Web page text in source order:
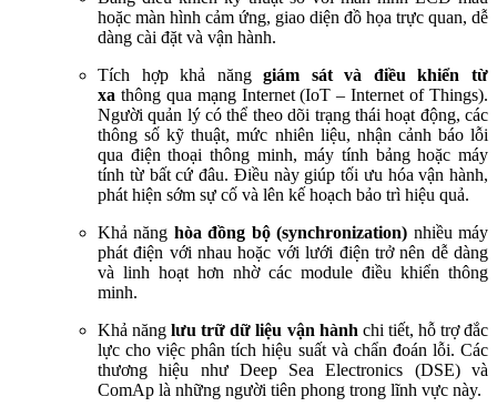
hoặc màn hình cảm ứng, giao diện đồ họa trực quan, dễ
dàng cài đặt và vận hành.
Tích hợp khả nănggiám sát và điều khiển từ
xa thông qua mạng Internet (IoT – Internet of Things).
Người quản lý có thể theo dõi trạng thái hoạt động, các
thông số kỹ thuật, mức nhiên liệu, nhận cảnh báo lỗi
qua điện thoại thông minh, máy tính bảng hoặc máy
tính từ bất cứ đâu. Điều này giúp tối ưu hóa vận hành,
phát hiện sớm sự cố và lên kế hoạch bảo trì hiệu quả.
Khả năng hòa đồng bộ (synchronization) nhiều máy
phát điện với nhau hoặc với lưới điện trở nên dễ dàng
và linh hoạt hơn nhờ các module điều khiển thông
minh.
Khả nănglưu trữ dữ liệu vận hành chi tiết, hỗ trợ đắc
lực cho việc phân tích hiệu suất và chẩn đoán lỗi. Các
thương hiệu như Deep Sea Electronics (DSE) và
ComAp là những người tiên phong trong lĩnh vực này.